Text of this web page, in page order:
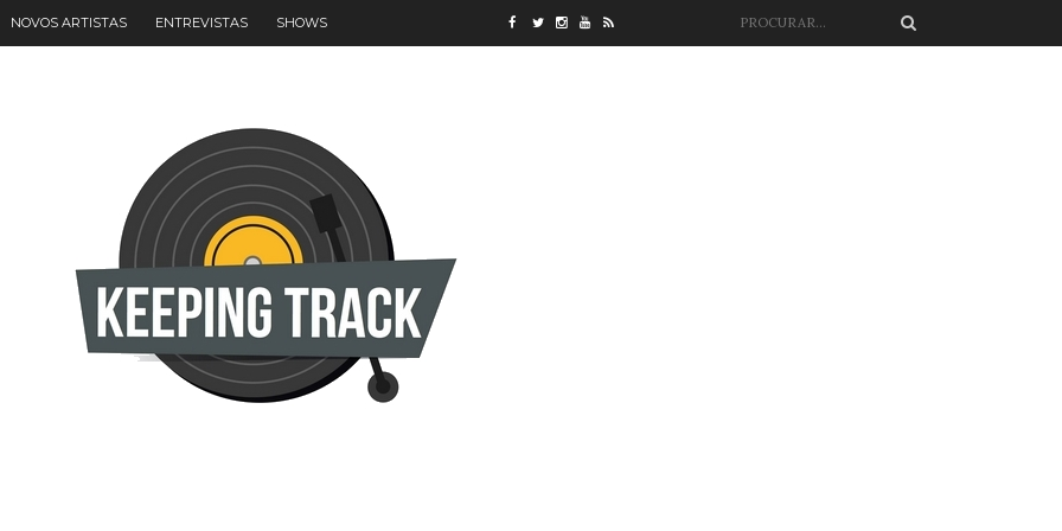
NOVOS ARTISTAS ENTREVISTAS SHOWS